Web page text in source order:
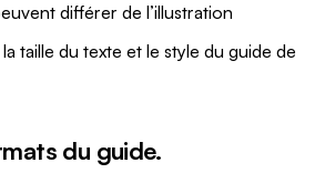
différer de l’illustration
taille du texte et le style du guide de
du guide.